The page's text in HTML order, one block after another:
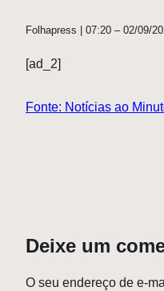
Folhapress | 07:20 – 02/09/
[ad_2]
Fonte: Notícias ao
Deixe um
O seu endereço de e-